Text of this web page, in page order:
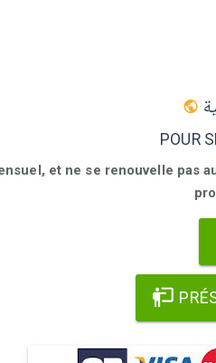
POUR
et ne se renouvelle pas